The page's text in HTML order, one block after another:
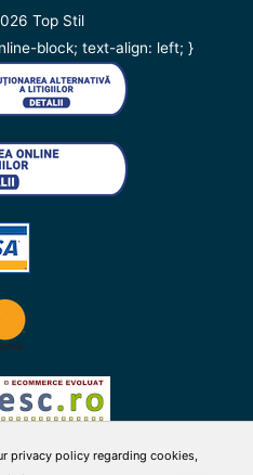
privacy policy regarding cookies,
Top Stil
block; text-align: left; }